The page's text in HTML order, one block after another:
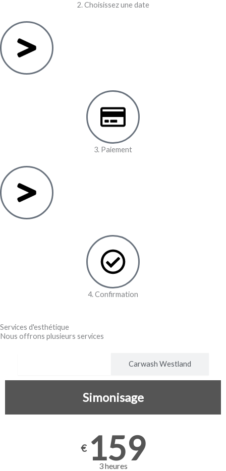
2. Choisissez une date
3. Paiement
4. Confirmation
Services d'esthétique
Nous offrons plusieurs services
Carwash Westland
Simonisage
€ 159
3 heures